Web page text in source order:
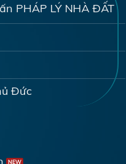
PHÁP LÝ NHÀ ĐẤT
Đức